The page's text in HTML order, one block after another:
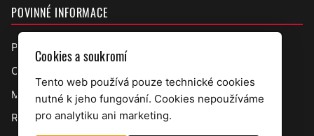
POVINNÉ INFORMACE
Prohlášení o přístupnosti
Ochrana osobních údajů
Mapa webu
RSS úřední deska
Cookies a soukromí
Tento web používá pouze technické cookies
nutné k jeho fungování. Cookies nepoužíváme
pro analytiku ani marketing.